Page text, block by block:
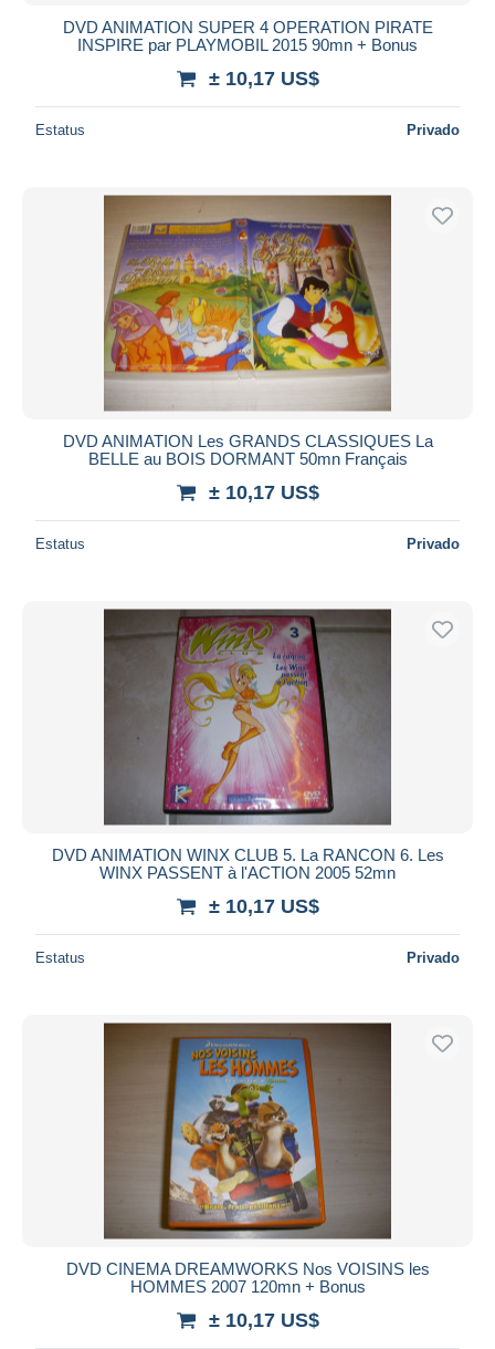
DVD ANIMATION SUPER 4 OPERATION PIRATE
INSPIRE par PLAYMOBIL 2015 90mn + Bonus
± 10,17 US$
Estatus Privado
DVD ANIMATION Les GRANDS CLASSIQUES La
BELLE au BOIS DORMANT 50mn Français
± 10,17 US$
Estatus Privado
DVD ANIMATION WINX CLUB 5. La RANCON 6. Les
WINX PASSENT à l'ACTION 2005 52mn
± 10,17 US$
Estatus Privado
DVD CINEMA DREAMWORKS Nos VOISINS les
HOMMES 2007 120mn + Bonus
± 10,17 US$